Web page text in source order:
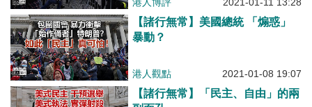
港人博評 2021-01-11 13:28
【諸行無常】美國總統 「煽惑」
暴動？
港人觀點 2021-01-08 19:07
【諸行無常】「民主、自由」的兩